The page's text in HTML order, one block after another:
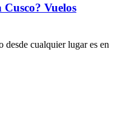
Vuelos
desde cualquier lugar es en